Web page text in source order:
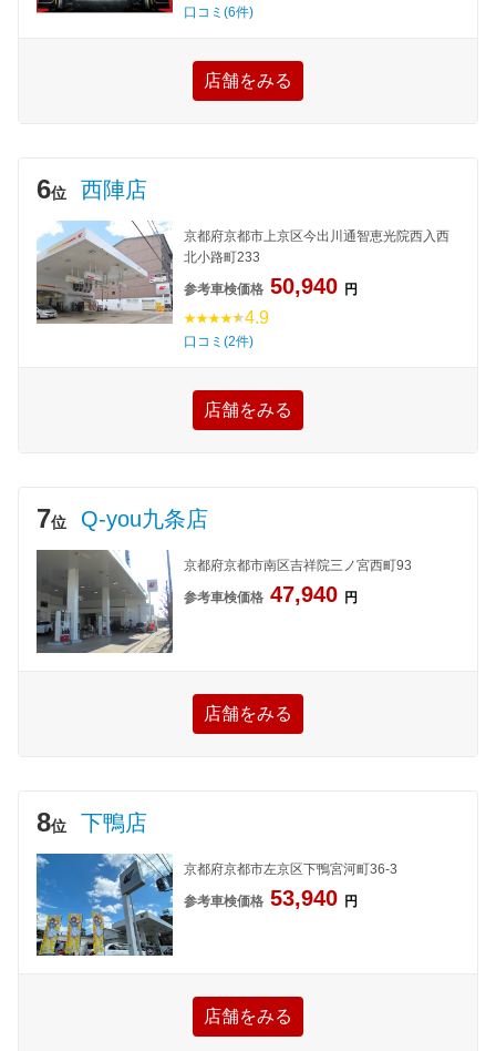
口コミ(6件)
店舗をみる
6位 西陣店
京都府京都市上京区今出川通智恵光院西入西
北小路町233
参考車検価格 50,940 円
4.9
口コミ(2件)
店舗をみる
7位 Q-you九条店
京都府京都市南区吉祥院三ノ宮西町93
参考車検価格 47,940 円
店舗をみる
8位 下鴨店
京都府京都市左京区下鴨宮河町36-3
参考車検価格 53,940 円
店舗をみる